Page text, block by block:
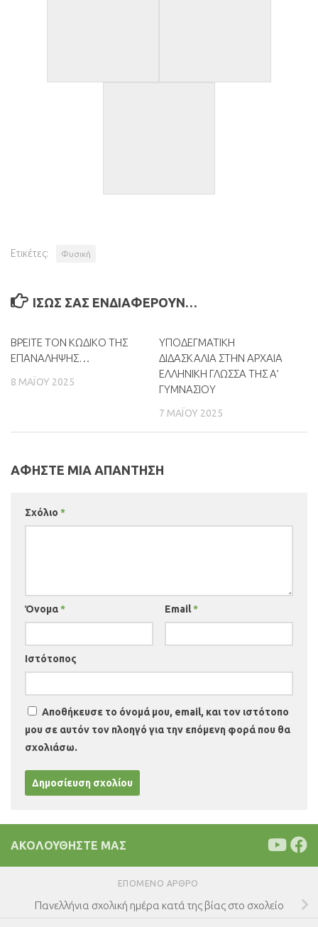
Ετικέτες: Φυσική
ΊΣΩΣ ΣΑΣ ΕΝΔΙΑΦΈΡΟΥΝ…
ΒΡΕΙΤΕ ΤΟΝ ΚΩΔΙΚΟ ΤΗΣ
ΕΠΑΝΑΛΗΨΗΣ…
8 ΜΑΪ́ΟΥ 2025
ΥΠΟΔΕΓΜΑΤΙΚΗ
ΔΙΔΑΣΚΑΛΙΑ ΣΤΗΝ ΑΡΧΑΙΑ
ΕΛΛΗΝΙΚΗ ΓΛΩΣΣΑ ΤΗΣ Α’
ΓΥΜΝΑΣΙΟΥ
7 ΜΑΪ́ΟΥ 2025
ΑΦΉΣΤΕ ΜΙΑ ΑΠΆΝΤΗΣΗ
Σχόλιο *
Όνομα* Email*
Ιστότοπος
Αποθήκευσε το όνομά μου, email, και τον ιστότοπο
μου σε αυτόν τον πλοηγό για την επόμενη φορά που θα
σχολιάσω.
ΑΚΟΛΟΥΘΉΣΤΕ ΜΑΣ
ΕΠΌΜΕΝΟ ΆΡΘΡΟ
Πανελλήνια σχολική ημέρα κατά της βίας στο σχολείο